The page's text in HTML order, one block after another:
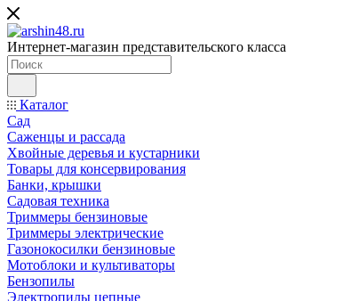
Интернет-магазин представительского класса
Каталог
Сад
Саженцы и рассада
Хвойные деревья и кустарники
Товары для консервирования
Банки, крышки
Садовая техника
Триммеры бензиновые
Триммеры электрические
Газонокосилки бензиновые
Мотоблоки и культиваторы
Бензопилы
Электропилы цепные